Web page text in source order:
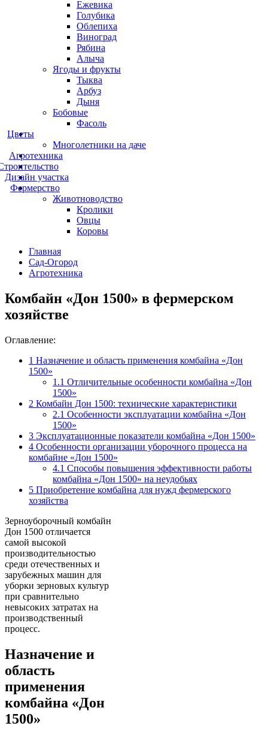
Ежевика
Голубика
Облепиха
Виноград
Рябина
Алыча
Ягоды и фрукты
Тыква
Арбуз
Дыня
Бобовые
Фасоль
Цветы
Многолетники на даче
Агротехника
Дизайн участка
Фермерство
Животноводство
Кролики
Овцы
Коровы
Главная
Сад-Огород
Агротехника
Комбайн «Дон 1500» в фермерском
хозяйстве
Оглавление:
1 Назначение и область применения комбайна «Дон
1500»
1.1 Отличительные особенности комбайна «Дон
1500»
2 Комбайн Дон 1500: технические характеристики
2.1 Особенности эксплуатации комбайна «Дон
1500»
3 Эксплуатационные показатели комбайна «Дон 1500»
4 Особенности организации уборочного процесса на
комбайне «Дон 1500»
4.1 Способы повышения эффективности работы
комбайна «Дон 1500» на неудобьях
5 Приобретение комбайна для нужд фермерского
хозяйства
Зерноуборочный комбайн
Дон 1500 отличается
самой высокой
производительностью
среди отечественных и
зарубежных машин для
уборки зерновых культур
при сравнительно
невысоких затратах на
производственный
процесс.
Назначение и
область
применения
комбайна «Дон
1500»